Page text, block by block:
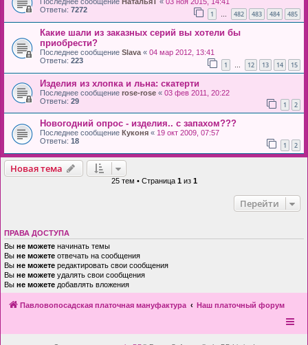
Ответы: 7272 1 … 482 483 484 485
Какие шали из заказных серий вы хотели бы
приобрести?
Последнее сообщение Slava « 04 мар 2012, 13:41
Ответы: 223 1 … 12 13 14 15
Изделия из хлопка и льна: скатерти
Последнее сообщение rose-rose « 03 фев 2011, 20:22
Ответы: 29 1 2
Новогодний опрос - изделия.. с запахом???
Последнее сообщение Куконя « 19 окт 2009, 07:57
Ответы: 18 1 2
Новая тема
25 тем • Страница 1из 1
Перейти
ПРАВА ДОСТУПА
Вы не можете начинать темы
Вы не можете отвечать на сообщения
Вы не можете редактировать свои сообщения
Вы не можете удалять свои сообщения
Вы не можете добавлять вложения
Павловопосадская платочная мануфактура Наш платочный форум